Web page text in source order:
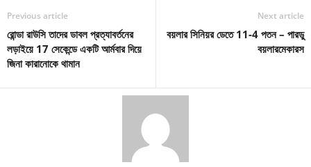
Previous article
রোন্ডা রাউসি তাদের ডাবল প্রত্যাবর্তনের
লড়াইয়ে 17 সেকেন্ডে একটি আর্মবার দিয়ে
জিনা কারানোকে থামান
Next article
বয়লার সিনিয়র ডেতে 11-4 পতন – পারডু
বয়লারমেকারস